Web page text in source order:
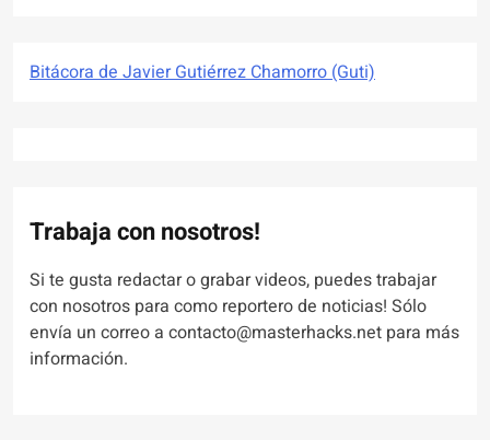
Bitácora de Javier Gutiérrez Chamorro (Guti)
Trabaja con nosotros!
Si te gusta redactar o grabar videos, puedes trabajar
con nosotros para como reportero de noticias! Sólo
envía un correo a contacto@masterhacks.net para más
información.